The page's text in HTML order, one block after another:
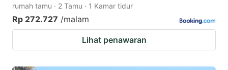
rumah tamu · 2 Tamu · 1 Kamar tidur
Rp 272.727 /malam
Lihat penawaran